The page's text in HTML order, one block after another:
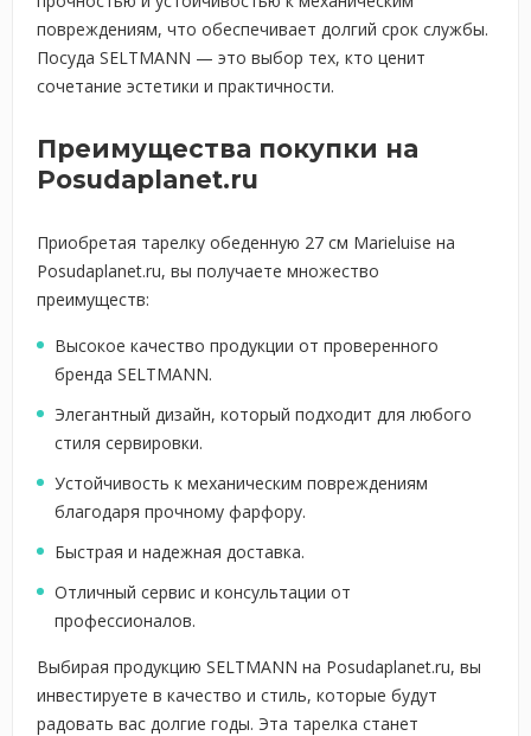
повреждениям, что обеспечивает долгий срок службы.
Посуда SELTMANN — это выбор тех, кто ценит
сочетание эстетики и практичности.
Преимущества покупки на
Posudaplanet.ru
Приобретая тарелку обеденную 27 см Marieluise на
Posudaplanet.ru, вы получаете множество
преимуществ:
Высокое качество продукции от проверенного
бренда SELTMANN.
Элегантный дизайн, который подходит для любого
стиля сервировки.
Устойчивость к механическим повреждениям
благодаря прочному фарфору.
Быстрая и надежная доставка.
Отличный сервис и консультации от
профессионалов.
Выбирая продукцию SELTMANN на Posudaplanet.ru, вы
инвестируете в качество и стиль, которые будут
радовать вас долгие годы. Эта тарелка станет